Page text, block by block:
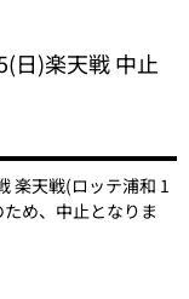
日)楽天戦 中止
楽天戦(ロッテ浦和 1
め、中止となりま